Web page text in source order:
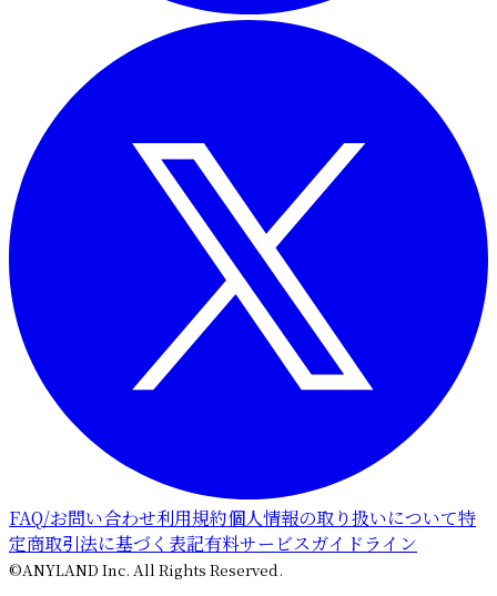
FAQ/お問い合わせ利用規約個人情報の取り扱いについて特
定商取引法に基づく表記有料サービスガイドライン
©ANYLAND Inc. All Rights Reserved.